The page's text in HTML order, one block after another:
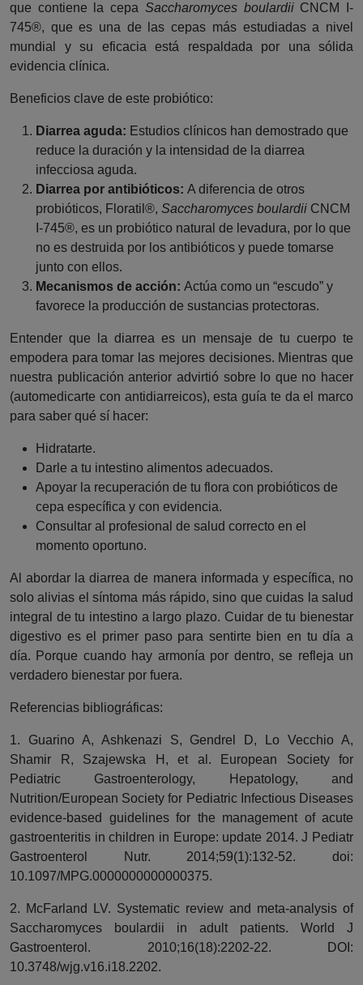
que contiene la cepa Saccharomyces boulardiiCNCM I-
745®, que es una de las cepas más estudiadas a nivel
mundial y su eficacia está respaldada por una sólida
evidencia clínica.
Beneficios clave de este probiótico:
Diarrea aguda: Estudios clínicos han demostrado que
reduce la duración y la intensidad de la diarrea
infecciosa aguda.
Diarrea por antibióticos: A diferencia de otros
probióticos, Floratil®, Saccharomyces boulardii CNCM
I-745®, es un probiótico natural de levadura, por lo que
no es destruida por los antibióticos y puede tomarse
junto con ellos.
Mecanismos de acción: Actúa como un “escudo” y
favorece la producción de sustancias protectoras.
Entender que la diarrea es un mensaje de tu cuerpo te
empodera para tomar las mejores decisiones. Mientras que
nuestra publicación anterior advirtió sobre lo que no hacer
(automedicarte con antidiarreicos), esta guía te da el marco
para saber qué sí hacer:
Hidratarte.
Darle a tu intestino alimentos adecuados.
Apoyar la recuperación de tu flora con probióticos de
cepa específica y con evidencia.
Consultar al profesional de salud correcto en el
momento oportuno.
Al abordar la diarrea de manera informada y específica, no
solo alivias el síntoma más rápido, sino que cuidas la salud
integral de tu intestino a largo plazo. Cuidar de tu bienestar
digestivo es el primer paso para sentirte bien en tu día a
día. Porque cuando hay armonía por dentro, se refleja un
verdadero bienestar por fuera.
Referencias bibliográficas:
1. Guarino A, Ashkenazi S, Gendrel D, Lo Vecchio A,
Shamir R, Szajewska H, et al. European Society for
Pediatric Gastroenterology, Hepatology, and
Nutrition/European Society for Pediatric Infectious Diseases
evidence-based guidelines for the management of acute
gastroenteritis in children in Europe: update 2014. J Pediatr
Gastroenterol Nutr. 2014;59(1):132-52. doi:
10.1097/MPG.0000000000000375.
2. McFarland LV. Systematic review and meta-analysis of
Saccharomyces boulardii in adult patients. World J
Gastroenterol. 2010;16(18):2202-22. DOI:
10.3748/wjg.v16.i18.2202.